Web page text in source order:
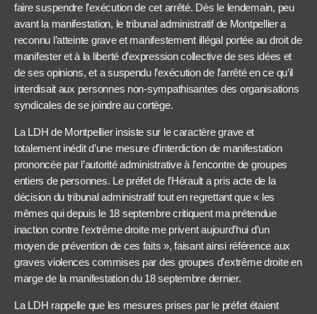
faire suspendre l’exécution de cet arrêté. Dès le lendemain, peu
avant la manifestation, le tribunal administratif de Montpellier a
reconnu l’atteinte grave et manifestement illégal portée au droit de
manifester et à la liberté d’expression collective de ses idées et
de ses opinions, et a suspendu l’exécution de l’arrêté en ce qu’il
interdisait aux personnes non-sympathisantes des organisations
syndicales de se joindre au cortège.
La LDH de Montpellier insiste sur le caractère grave et
totalement inédit d’une mesure d’interdiction de manifestation
prononcée par l’autorité administrative à l’encontre de groupes
entiers de personnes. Le préfet de l’Hérault a pris acte de la
décision du tribunal administratif tout en regrettant que « les
mêmes qui depuis le 18 septembre critiquent ma prétendue
inaction contre l’extrême droite me privent aujourd’hui d’un
moyen de prévention de ces faits », faisant ainsi référence aux
graves violences commises par des groupes d’extrême droite en
marge de la manifestation du 18 septembre dernier.
La LDH rappelle que les mesures prises par le préfet étaient